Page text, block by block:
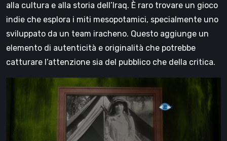
alla cultura e alla storia dell’Iraq. È raro trovare un gioco
indie che esplora i miti mesopotamici, specialmente uno
sviluppato da un team iracheno. Questo aggiunge un
elemento di autenticità e originalità che potrebbe
catturare l’attenzione sia del pubblico che della critica.